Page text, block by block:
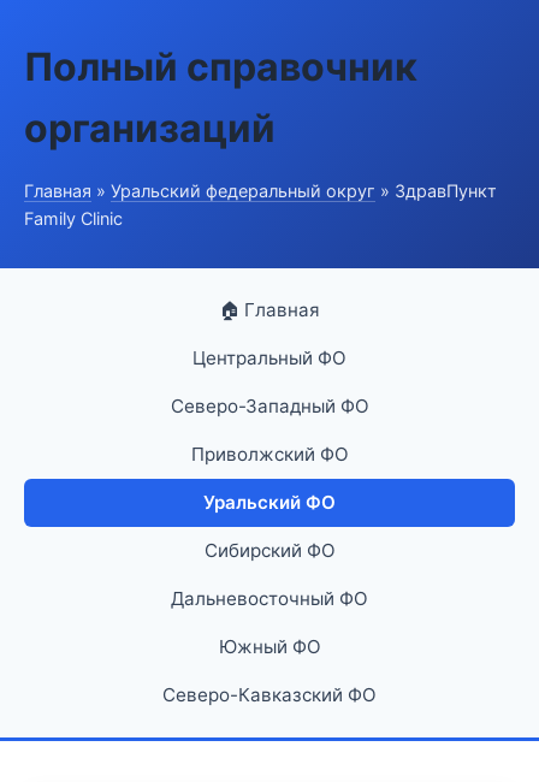
Полный справочник
организаций
Главная » Уральский федеральный округ » ЗдравПункт
Family Clinic
🏠 Главная
Центральный ФО
Северо-Западный ФО
Приволжский ФО
Уральский ФО
Сибирский ФО
Дальневосточный ФО
Южный ФО
Северо-Кавказский ФО